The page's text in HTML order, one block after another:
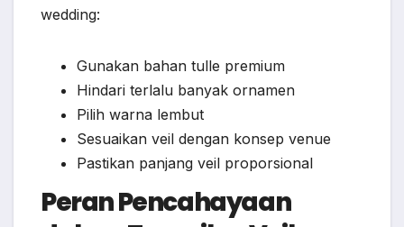
wedding:
Gunakan bahan tulle premium
Hindari terlalu banyak ornamen
Pilih warna lembut
Sesuaikan veil dengan konsep venue
Pastikan panjang veil proporsional
Peran Pencahayaan